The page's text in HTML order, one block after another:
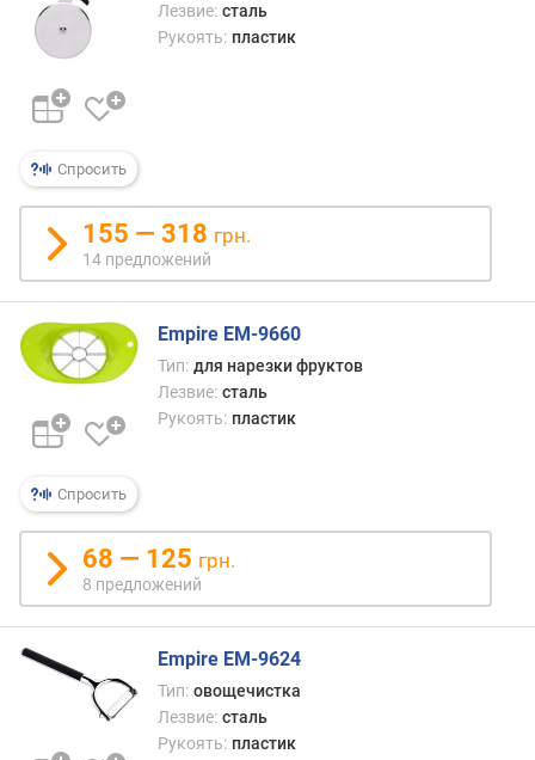
к
д
е
ш
е
ы
м
п
о
о
з
ы
в
а
м
п
о
д
а
т
е
о
Спросить
Лезвие: сталь
Рукоять: пластик
155 — 318 грн.
14 предложений
Спросить
Empire EM-9660
Тип: для нарезки фруктов
Лезвие: сталь
Рукоять: пластик
68 — 125 грн.
8 предложений
Empire EM-9624
Тип: овощечистка
Лезвие: сталь
Рукоять: пластик